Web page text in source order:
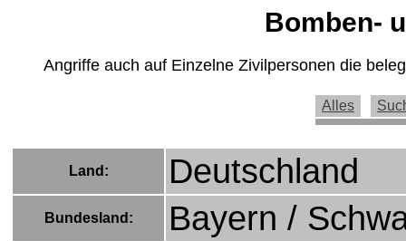
Bomben-
Angriffe auch auf Einzelne Zivilpersonen die
Alles
Land: Deutschland
Bundesland: Bayern /